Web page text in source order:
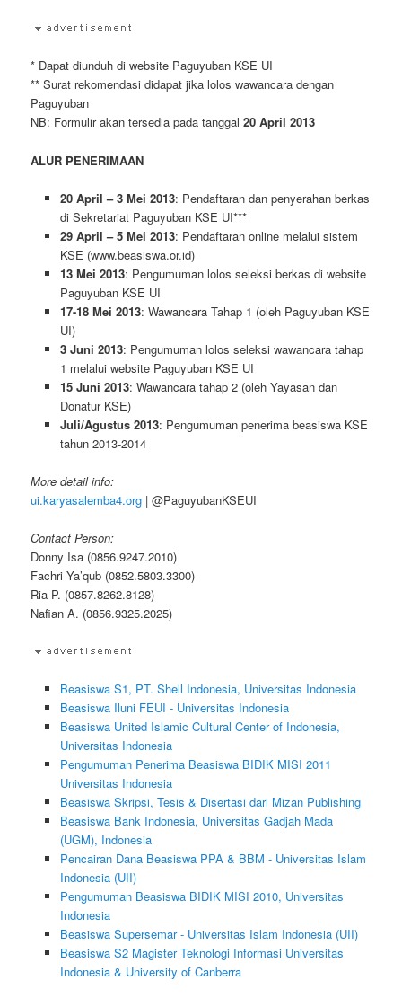
* Dapat diunduh di website Paguyuban KSE UI
** Surat rekomendasi didapat jika lolos wawancara dengan
Paguyuban
NB: Formulir akan tersedia pada tanggal20 April 2013
ALUR PENERIMAAN
20 April – 3 Mei 2013: Pendaftaran dan penyerahan berkas
di Sekretariat Paguyuban KSE UI***
29 April – 5 Mei 2013: Pendaftaran online melalui sistem
KSE (www.beasiswa.or.id)
13 Mei 2013: Pengumuman lolos seleksi berkas di website
Paguyuban KSE UI
17-18 Mei 2013: Wawancara Tahap 1 (oleh Paguyuban KSE
UI)
3 Juni 2013: Pengumuman lolos seleksi wawancara tahap
1 melalui website Paguyuban KSE UI
15 Juni 2013: Wawancara tahap 2 (oleh Yayasan dan
Donatur KSE)
Juli/Agustus 2013: Pengumuman penerima beasiswa KSE
tahun 2013-2014
More detail info:
ui.karyasalemba4.org | @PaguyubanKSEUI
Contact Person:
Donny Isa (0856.9247.2010)
Fachri Ya’qub (0852.5803.3300)
Ria P. (0857.8262.8128)
Nafian A. (0856.9325.2025)
Beasiswa S1, PT. Shell Indonesia, Universitas Indonesia
Beasiswa Iluni FEUI - Universitas Indonesia
Beasiswa United Islamic Cultural Center of Indonesia,
Universitas Indonesia
Pengumuman Penerima Beasiswa BIDIK MISI 2011
Universitas Indonesia
Beasiswa Skripsi, Tesis & Disertasi dari Mizan Publishing
Beasiswa Bank Indonesia, Universitas Gadjah Mada
(UGM), Indonesia
Pencairan Dana Beasiswa PPA & BBM - Universitas Islam
Indonesia (UII)
Pengumuman Beasiswa BIDIK MISI 2010, Universitas
Indonesia
Beasiswa Supersemar - Universitas Islam Indonesia (UII)
Beasiswa S2 Magister Teknologi Informasi Universitas
Indonesia & University of Canberra